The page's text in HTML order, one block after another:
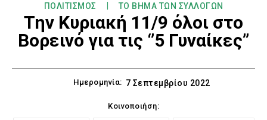
ΠΟΛΙΤΙΣΜΟΣ ΤΟ ΒΗΜΑ ΤΩΝ ΣΥΛΛΟΓΩΝ
Την Κυριακή 11/9 όλοι στο
Bορεινό για τις ‘’5 Γυναίκες’’
Ημερομηνία: 7 Σεπτεμβρίου 2022
Κοινοποιήση: